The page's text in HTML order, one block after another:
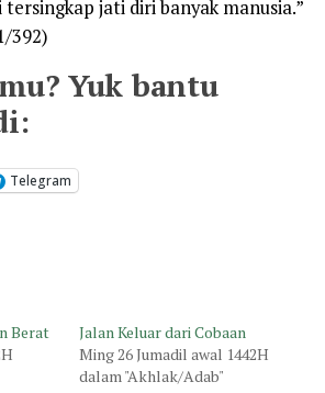
jati diri banyak manusia.”
392)
Yuk bantu
Telegram
Berat
Jalan Keluar dari Cobaan
Ming 26 Jumadil awal 1442H
dalam "Akhlak/Adab"